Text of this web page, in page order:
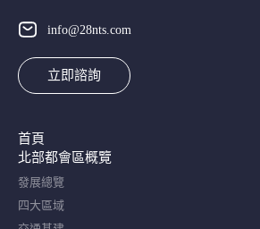
info@28nts.com
立即諮詢
首頁
北部都會區概覽​
發展總覽
四大區域